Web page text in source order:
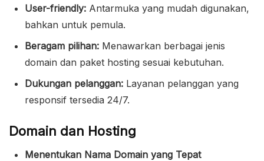
User-friendly: Antarmuka yang mudah digunakan,
bahkan untuk pemula.
Beragam pilihan: Menawarkan berbagai jenis
domain dan paket hosting sesuai kebutuhan.
Dukungan pelanggan: Layanan pelanggan yang
responsif tersedia 24/7.
Domain dan Hosting
Menentukan Nama Domain yang Tepat